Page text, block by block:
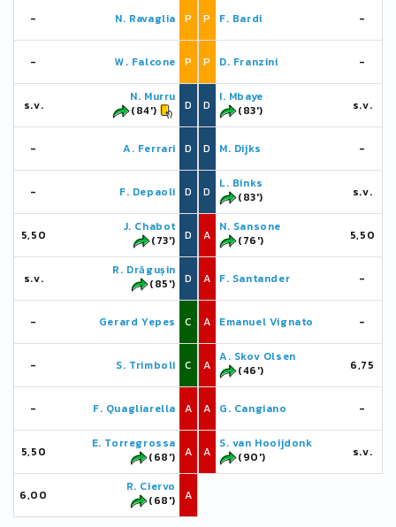
- N. Ravaglia P
- W. Falcone P
s.v.
N. Murru
(84')
D
- A. Ferrari D
- F. Depaoli D
5,50
J. Chabot
(73')
D
s.v.
R. Drăgușin
(85')
D
- Gerard Yepes C
- S. Trimboli C
- F. Quagliarella A
5,50
E. Torregrossa
(68')
A
6,00
R. Ciervo
(68')
A
P F. Bardi -
P D. Franzini -
D
I. Mbaye
(83')
s.v.
D M. Dijks -
D
L. Binks
(83')
s.v.
A
N. Sansone
(76')
5,50
A F. Santander -
A Emanuel Vignato -
A
A. Skov Olsen
(46')
6,75
A G. Cangiano -
A
S. van Hooijdonk
(90')
s.v.